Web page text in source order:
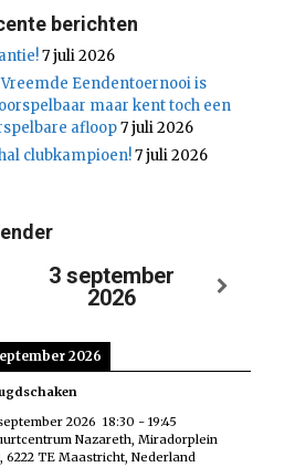
berichten
7 juli 2026
Eendentoernooi is
maar kent toch een
afloop7 juli 2026
clubkampioen!7 juli 2026
3 september
2026
2026
2026 18:30 -19:45
Nazareth, Miradorplein
6222 TE Maastricht, Nederland